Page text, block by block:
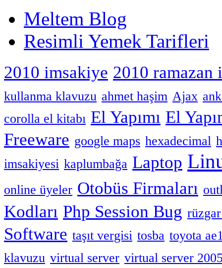
Meltem Blog
Resimli Yemek Tarifleri
2010 imsakiye 2010 ramazan
kullanma klavuzu ahmet haşim Ajax
corolla el kitabı El Yapımı El
Freeware google maps hexadecimal
imsakiyesi kaplumbağa Laptop
online üyeler Otobüs Firmaları
Kodları Php Session Bug
Software taşıt vergisi tosba toyota
klavuzu virtual server virtual server